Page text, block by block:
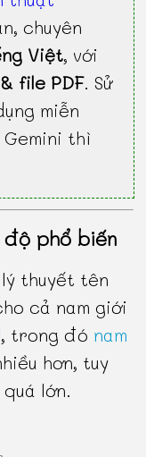
chuyên
Việt, với
file PDF. Sử
miễn
thì
độ phổ biến
thuyết tên
cả nam giới
, trong đó nam
hơn, tuy
lớn.